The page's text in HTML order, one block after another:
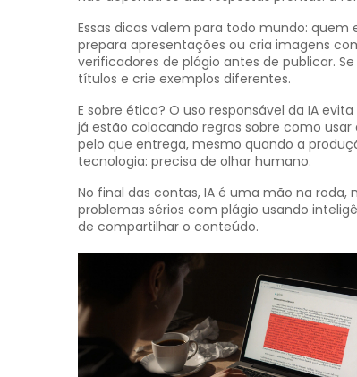
Essas dicas valem para todo mundo: quem
prepara apresentações ou cria imagens
verificadores de plágio antes de publicar.
títulos e crie exemplos diferentes.
E sobre ética? O uso responsável da IA
já estão colocando regras sobre como
pelo que entrega, mesmo quando a
tecnologia: precisa de olhar humano.
No final das contas, IA é uma mão na
problemas sérios com plágio usando
de compartilhar o conteúdo.